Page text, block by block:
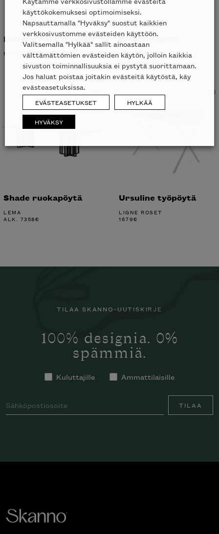
Morgan ruokapöytä
MINOTTI
Blow sivupötä
GLOSTER
ALK.1490€
Shade ruokapöytä
LEMA
ALK. 7358€
Ursuline työpöytä
LIGNE ROSET
1679€
TILAA SKANNO-UUTISKIRJE
100% designia. 0%
spämmiä.
Kuluttajille Ammattilaisille
TILAA
käyttökokemuksesi optimoimiseksi.
Napsauttamalla "Hyväksy" suostut kaikkien
verkkosivustomme evästeiden käyttöön.
Valitsemalla "Hylkää" sallit ainoastaan
välttämättömien evästeiden käytön, jolloin kaikkia
sivuston toiminnallisuuksia ei pystytä suorittamaan.
Jos haluat poistaa joitakin evästeitä käytöstä, käy
evästeasetuksissa.
EVÄSTEASETUKSET HYLKÄÄ
HYVÄKSY